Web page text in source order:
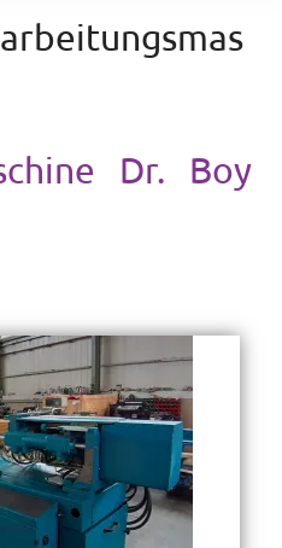
Dr. Boy